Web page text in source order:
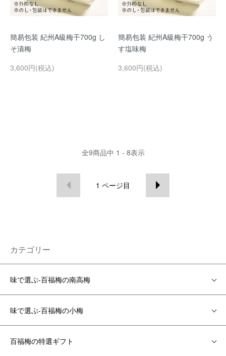
簡易包装 紀州A級梅干700g し
そ漬梅
3,600円(税込)
簡易包装 紀州A級梅干700g う
す塩味梅
3,600円(税込)
全9商品中 1 - 8表示
1 ページ目
カテゴリー
味で選ぶ-百福梅の南高梅
味で選ぶ-百福梅の小梅
百福梅の特選ギフト